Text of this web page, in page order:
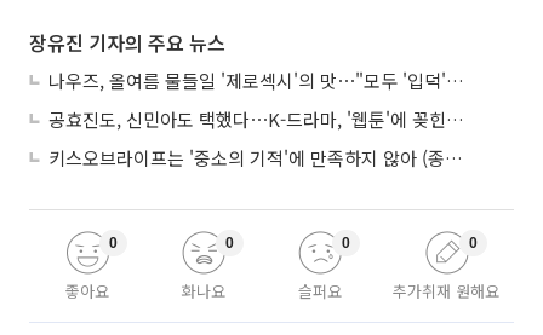
장유진 기자의 주요 뉴스
나우즈, 올여름 물들일 '제로섹시'의 맛⋯"모두 '입덕'시킬 것"
공효진도, 신민아도 택했다⋯K-드라마, '웹툰'에 꽂힌 이유
키스오브라이프는 '중소의 기적'에 만족하지 않아 (종합)
좋아요
0
화나요
0
슬퍼요
0
추가취재 원해요
0